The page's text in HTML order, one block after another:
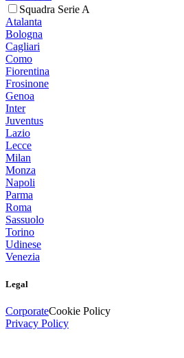
Squadra Serie A
Atalanta
Bologna
Cagliari
Como
Fiorentina
Frosinone
Genoa
Inter
Juventus
Lazio
Lecce
Milan
Monza
Napoli
Parma
Roma
Sassuolo
Torino
Udinese
Venezia
Legal
CorporateCookie Policy
Privacy Policy